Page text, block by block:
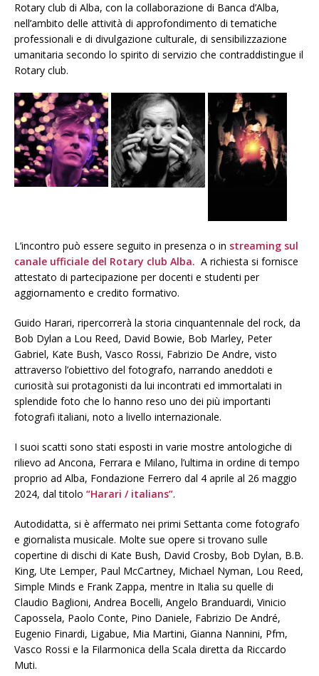
Rotary club di Alba, con la collaborazione di Banca d’Alba,
nell’ambito delle attività di approfondimento di tematiche
professionali e di divulgazione culturale, di sensibilizzazione
umanitaria secondo lo spirito di servizio che contraddistingue il
Rotary club.
L’incontro può essere seguito in presenza o in streaming sul
canale ufficiale del Rotary club Alba. A richiesta si fornisce
attestato di partecipazione per docenti e studenti per
aggiornamento e credito formativo.
Guido Harari, ripercorrerà la storia cinquantennale del rock, da
Bob Dylan a Lou Reed, David Bowie, Bob Marley, Peter
Gabriel, Kate Bush, Vasco Rossi, Fabrizio De Andre, visto
attraverso l’obiettivo del fotografo, narrando aneddoti e
curiosità sui protagonisti da lui incontrati ed immortalati in
splendide foto che lo hanno reso uno dei più importanti
fotografi italiani, noto a livello internazionale.
I suoi scatti sono stati esposti in varie mostre antologiche di
rilievo ad Ancona, Ferrara e Milano, l’ultima in ordine di tempo
proprio ad Alba, Fondazione Ferrero dal 4 aprile al 26 maggio
2024, dal titolo “Harari / italians”.
Autodidatta, si è affermato nei primi Settanta come fotografo
e giornalista musicale. Molte sue opere si trovano sulle
copertine di dischi di Kate Bush, David Crosby, Bob Dylan, B.B.
King, Ute Lemper, Paul McCartney, Michael Nyman, Lou Reed,
Simple Minds e Frank Zappa, mentre in Italia su quelle di
Claudio Baglioni, Andrea Bocelli, Angelo Branduardi, Vinicio
Capossela, Paolo Conte, Pino Daniele, Fabrizio De André,
Eugenio Finardi, Ligabue, Mia Martini, Gianna Nannini, Pfm,
Vasco Rossi e la Filarmonica della Scala diretta da Riccardo
Muti.